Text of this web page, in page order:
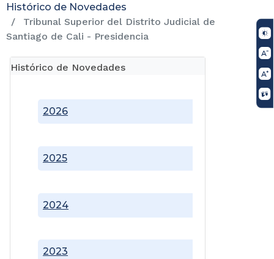
Histórico de Novedades
Tribunal Superior del Distrito Judicial de
Santiago de Cali - Presidencia
Histórico de Novedades
2023
2024
2025
2026